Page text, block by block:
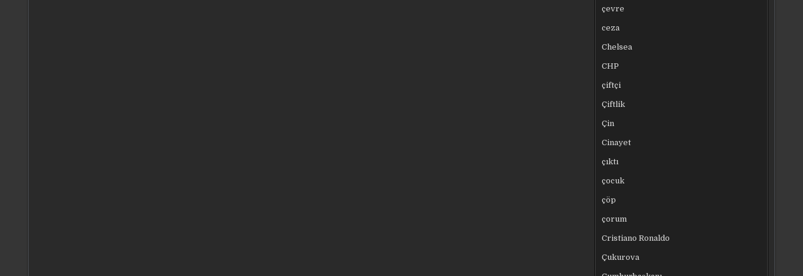
çevre
ceza
Chelsea
CHP
çiftçi
Çiftlik
Çin
Cinayet
çıktı
çocuk
çöp
çorum
Cristiano Ronaldo
Çukurova